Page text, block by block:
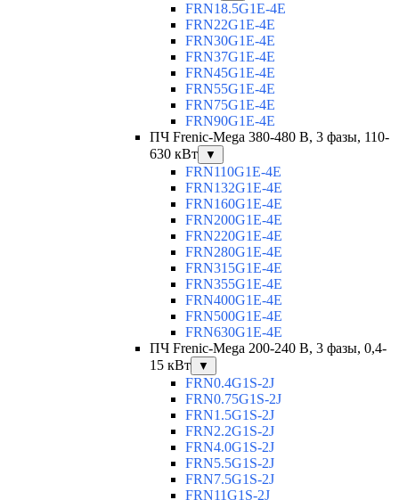
FRN18.5G1E-4E
FRN22G1E-4E
FRN30G1E-4E
FRN37G1E-4E
FRN45G1E-4E
FRN55G1E-4E
FRN75G1E-4E
FRN90G1E-4E
ПЧ Frenic-Mega 380-480 В, 3 фазы, 110-
630 кВт
▼
FRN110G1E-4E
FRN132G1E-4E
FRN160G1E-4E
FRN200G1E-4E
FRN220G1E-4E
FRN280G1E-4E
FRN315G1E-4E
FRN355G1E-4E
FRN400G1E-4E
FRN500G1E-4E
FRN630G1E-4E
ПЧ Frenic-Mega 200-240 В, 3 фазы, 0,4-
15 кВт
▼
FRN0.4G1S-2J
FRN0.75G1S-2J
FRN1.5G1S-2J
FRN2.2G1S-2J
FRN4.0G1S-2J
FRN5.5G1S-2J
FRN7.5G1S-2J
FRN11G1S-2J